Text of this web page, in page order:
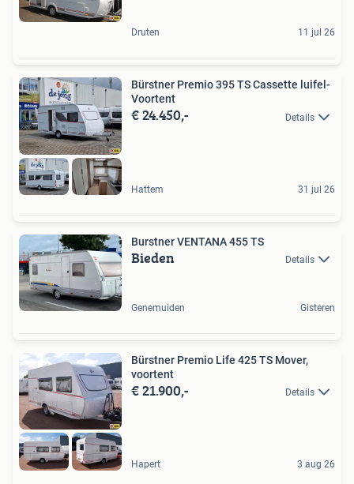
Druten 11 jul 26
Bürstner Premio 395 TS Cassette luifel-
Voortent
€ 24.450,- Details
Hattem 31 jul 26
Burstner VENTANA 455 TS
Bieden Details
Genemuiden Gisteren
Bürstner Premio Life 425 TS Mover,
voortent
€ 21.900,- Details
Hapert 3 aug 26